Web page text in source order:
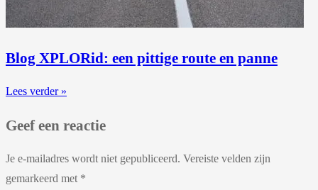
Blog XPLORid: een pittige route en panne
Lees verder »
Geef een reactie
Je e-mailadres wordt niet gepubliceerd. Vereiste velden zijn
gemarkeerd met *